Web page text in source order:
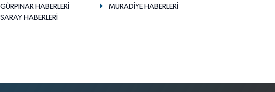
GÜRPINAR HABERLERİ
MURADİYE HABERLERİ
SARAY HABERLERİ